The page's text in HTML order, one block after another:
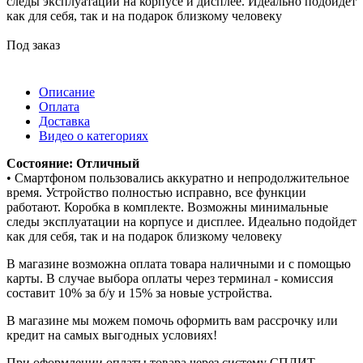
как для себя, так и на подарок близкому человеку
Под заказ
Описание
Оплата
Доставка
Видео о категориях
Состояние: Отличный
• Смартфоном пользовались аккуратно и непродолжительное
время. Устройство полностью исправно, все функции
работают. Коробка в комплекте. Возможны минимальные
следы эксплуатации на корпусе и дисплее. Идеально подойдет
как для себя, так и на подарок близкому человеку
В магазине возможна оплата товара наличными и с помощью
карты. В случае выбора оплаты через терминал - комиссия
составит 10% за б/у и 15% за новые устройства.
В магазине мы можем помочь оформить вам рассрочку или
кредит на самых выгодных условиях!